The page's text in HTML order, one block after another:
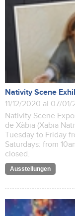
Nativity Scene
11/12/2020 al 07/01/
Nativity Scene
de Xàbia (Xabia
Tuesday to Friday
Saturdays: from
closed.
Ausstellungen